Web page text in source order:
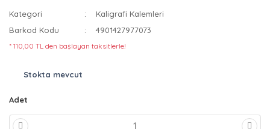
Kategori
Kaligrafi Kalemleri
Barkod Kodu
4901427977073
* 110,00 TL den başlayan taksitlerle!
Stokta mevcut
Adet